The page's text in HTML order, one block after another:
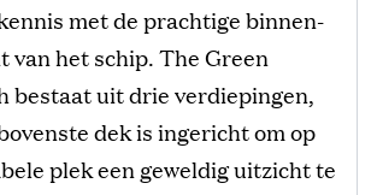
met de prachtige binnen-
van het schip. The Green
bestaat uit drie verdiepingen,
dek is ingericht om op
plek een geweldig uitzicht te